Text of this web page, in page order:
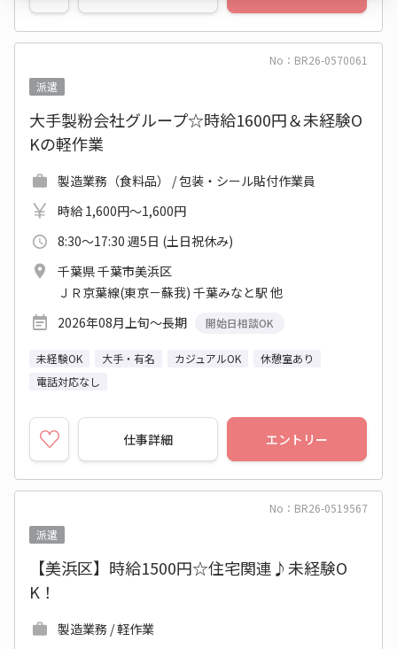
No：BR26-0570061
派遣
大手製粉会社グループ☆時給1600円＆未経験O
Kの軽作業
製造業務（食料品） / 包装・シール貼付作業員
時給 1,600円～1,600円
8:30～17:30 週5日 (土日祝休み)
千葉県 千葉市美浜区
ＪＲ京葉線(東京－蘇我) 千葉みなと駅 他
2026年08月上旬～長期
開始日相談OK
未経験OK 大手・有名 カジュアルOK
休憩室あり
電話対応なし
仕事詳細 エントリー
No：BR26-0519567
派遣
【美浜区】時給1500円☆住宅関連♪未経験O
K！
製造業務 / 軽作業